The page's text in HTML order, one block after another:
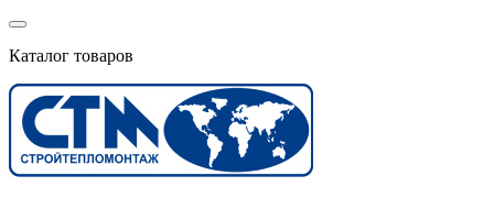
Каталог товаров